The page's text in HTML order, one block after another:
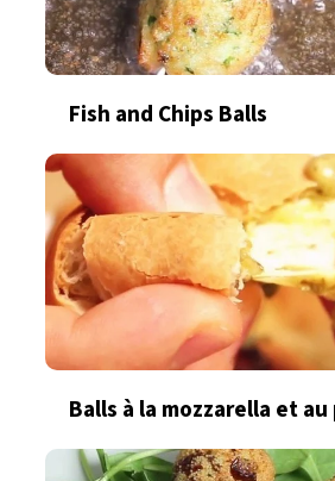
Fish and Chips Balls
Balls à la mozzarella et